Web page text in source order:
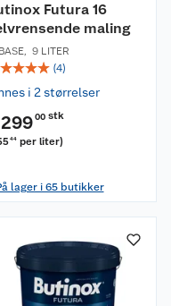
Futura 16
maling
, 9 LITER
☆☆☆☆ (4)
i 2 størrelser
00 stk
44 per liter)
lager i 65 butikker